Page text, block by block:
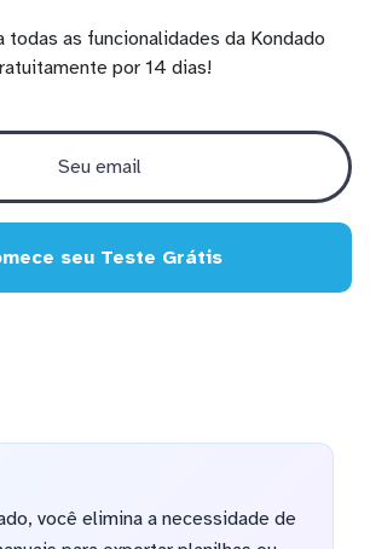
todas as funcionalidades da Kondado
por 14 dias!
seu Teste Grátis
você elimina a necessidade de